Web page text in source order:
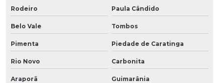
Rodeiro Paula Cândido
Belo Vale Tombos
Pimenta Piedade de Caratinga
Rio Novo Carbonita
Araporã Guimarânia